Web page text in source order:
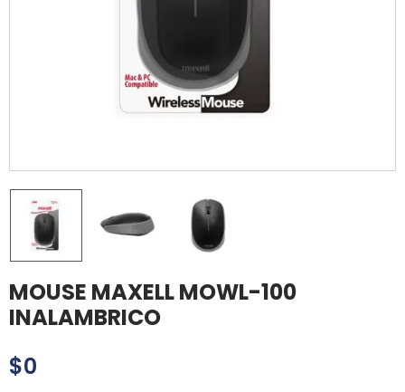
MOUSE MAXELL MOWL-100
INALAMBRICO
$0